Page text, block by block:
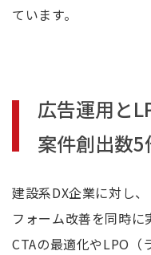
ています。
広告運用と
案件創出数5
建設系DX企業に対し
フォーム改善を同時に
CTAの最適化やLPO（